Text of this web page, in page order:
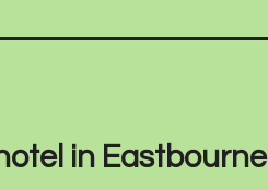
in Eastbourne